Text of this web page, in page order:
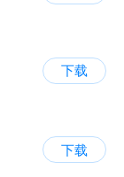
下载
下载